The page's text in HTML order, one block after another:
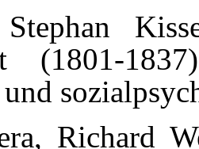
(1801-
Richard